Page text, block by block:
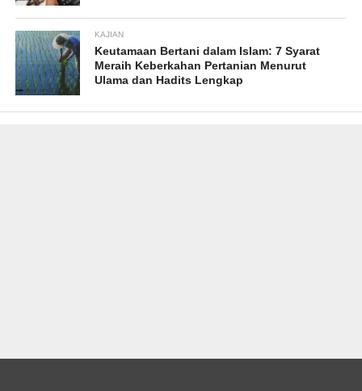
KAJIAN
Keutamaan Bertani dalam Islam: 7 Syarat
Meraih Keberkahan Pertanian Menurut
Ulama dan Hadits Lengkap